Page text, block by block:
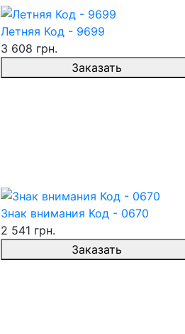
Летняя Код - 9699
3 608 грн.
Заказать
Знак внимания Код - 0670
2 541 грн.
Заказать